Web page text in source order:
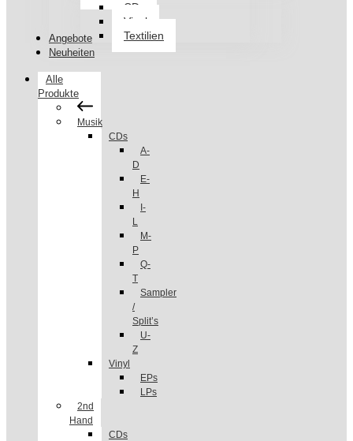
CDs
Vinyl
Textilien
Angebote
Neuheiten
Alle
Produkte
Musik
CDs
A-
D
E-
H
I-
L
M-
P
Q-
T
Sampler
/
Split’s
U-
Z
Vinyl
EPs
LPs
2nd
Hand
CDs